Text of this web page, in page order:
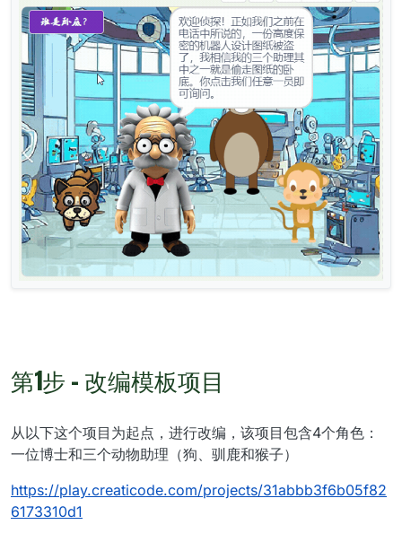
第1步 - 改编模板项目
从以下这个项目为起点，进行改编，该项目包含4个角色：
一位博士和三个动物助理（狗、驯鹿和猴子）
https://play.creaticode.com/projects/31abbb3f6b05f82
6173310d1